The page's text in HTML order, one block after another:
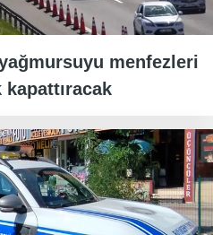
menfezleri
kapattıracak